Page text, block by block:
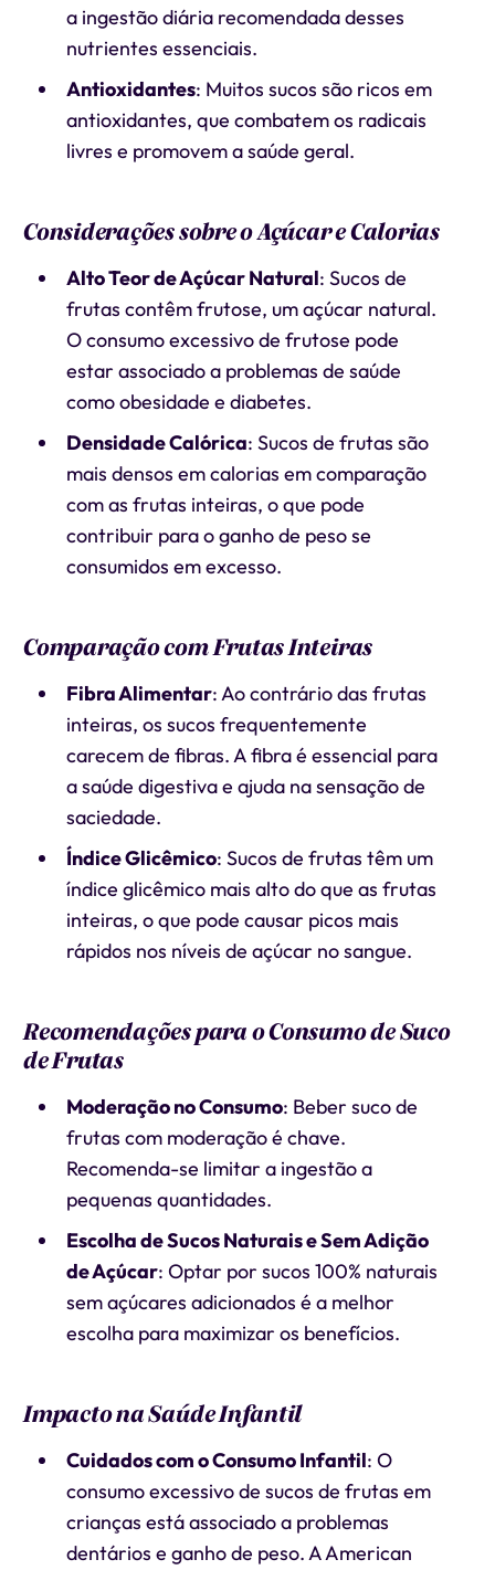
a ingestão diária recomendada desses
nutrientes essenciais.
Antioxidantes: Muitos sucos são ricos em
antioxidantes, que combatem os radicais
livres e promovem a saúde geral.
Considerações sobre o Açúcar e Calorias
Alto Teor de Açúcar Natural: Sucos de
frutas contêm frutose, um açúcar natural.
O consumo excessivo de frutose pode
estar associado a problemas de saúde
como obesidade e diabetes.
Densidade Calórica: Sucos de frutas são
mais densos em calorias em comparação
com as frutas inteiras, o que pode
contribuir para o ganho de peso se
consumidos em excesso.
Comparação com Frutas Inteiras
Fibra Alimentar: Ao contrário das frutas
inteiras, os sucos frequentemente
carecem de fibras. A fibra é essencial para
a saúde digestiva e ajuda na sensação de
saciedade.
Índice Glicêmico: Sucos de frutas têm um
índice glicêmico mais alto do que as frutas
inteiras, o que pode causar picos mais
rápidos nos níveis de açúcar no sangue.
Recomendações para o Consumo de Suco
de Frutas
Moderação no Consumo: Beber suco de
frutas com moderação é chave.
Recomenda-se limitar a ingestão a
pequenas quantidades.
Escolha de Sucos Naturais e Sem Adição
de Açúcar: Optar por sucos 100% naturais
sem açúcares adicionados é a melhor
escolha para maximizar os benefícios.
Impacto na Saúde Infantil
Cuidados com o Consumo Infantil: O
consumo excessivo de sucos de frutas em
crianças está associado a problemas
dentários e ganho de peso. A American